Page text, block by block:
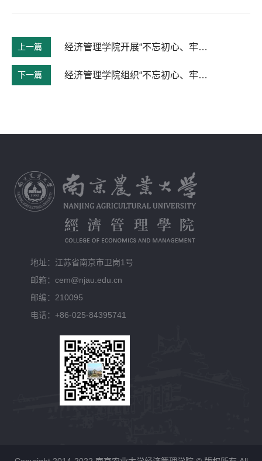
上一篇 经济管理学院开展“不忘初心、牢记使命”党支部书记集中学习交流
下一篇 经济管理学院组织“不忘初心、牢记使命”主题教育现场学习
地址：江苏省南京市卫岗1号
邮箱：cem@njau.edu.cn
邮编：210095
电话：+86-025-84395741